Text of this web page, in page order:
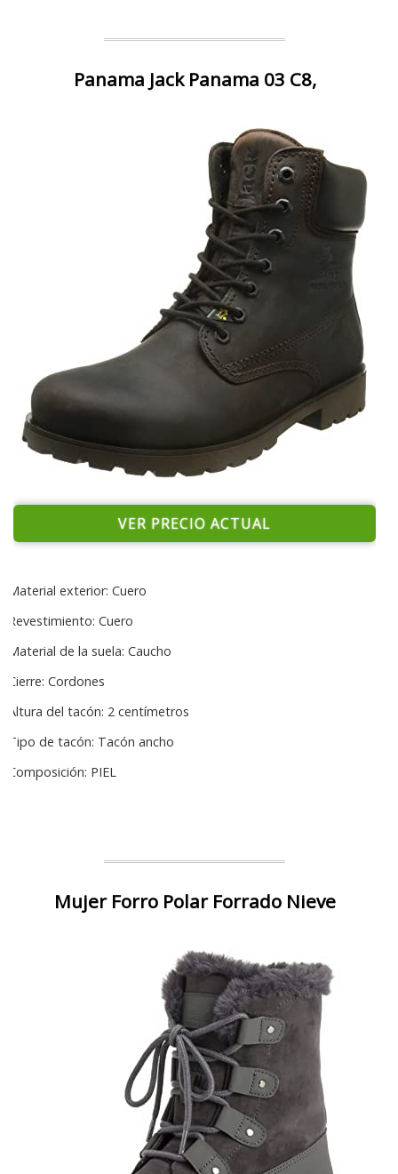
Panama Jack Panama 03 C8,
VER PRECIO ACTUAL
Material exterior: Cuero
Revestimiento: Cuero
Material de la suela: Caucho
Cierre: Cordones
Altura del tacón: 2 centímetros
Tipo de tacón: Tacón ancho
Composición: PIEL
Mujer Forro Polar Forrado Nieve